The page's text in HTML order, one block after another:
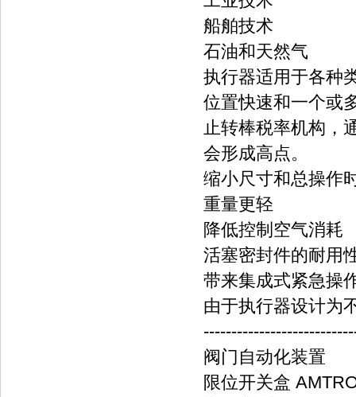
船舶技术
石油和天然气
执行器适用于各种
位置快速和一个或
止转棒税率机构，
会形成高点。
缩小尺寸和总操作
重量更轻
降低控制空气消耗
活塞密封件的耐用
带来集成式紧急操
由于执行器设计为
阀门自动化装置
限位开关盒